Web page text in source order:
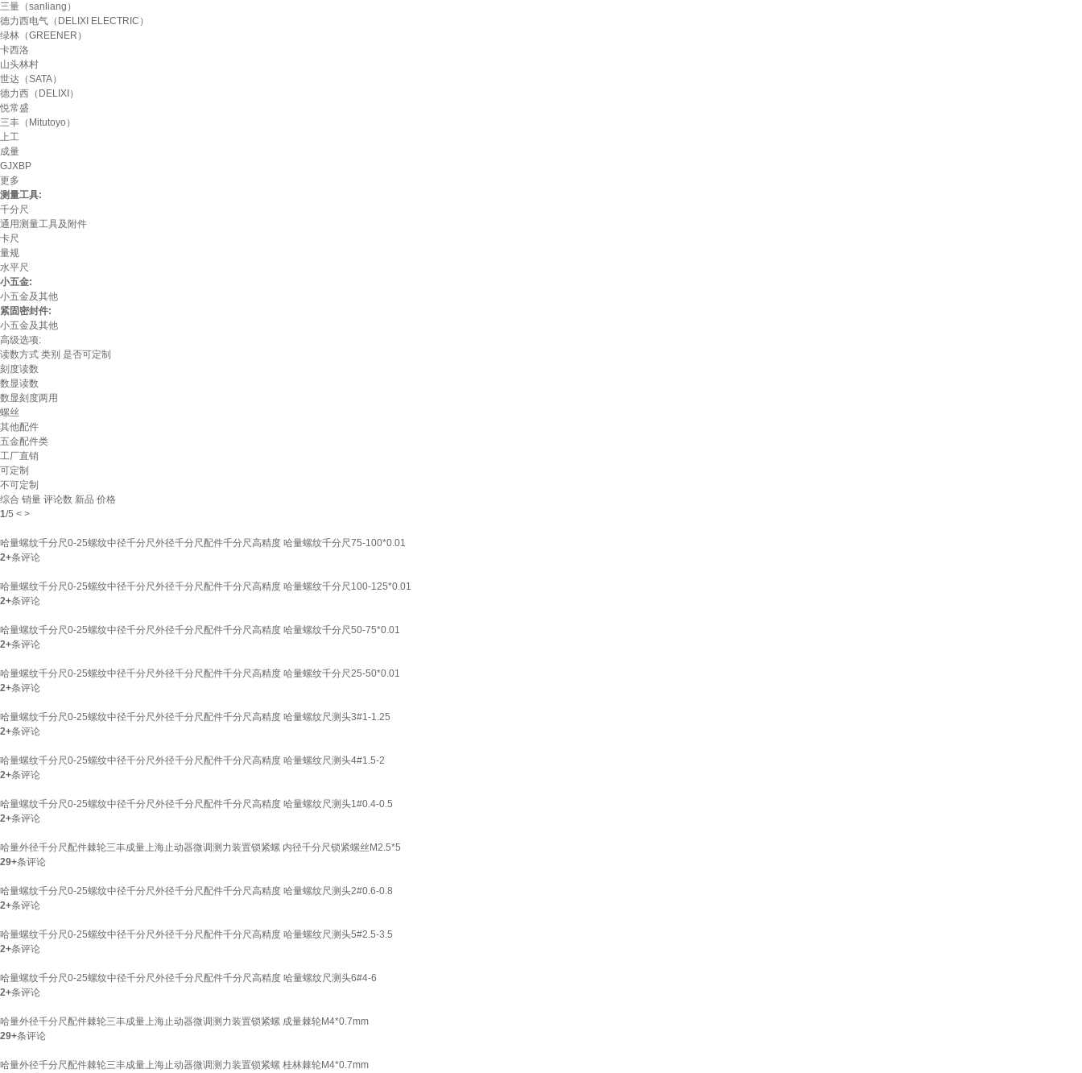
三量（sanliang）
德力西电气（DELIXI ELECTRIC）
绿林（GREENER）
卡西洛
山头林村
世达（SATA）
德力西（DELIXI）
悦常盛
三丰（Mitutoyo）
上工
成量
GJXBP
更多
测量工具:
千分尺
通用测量工具及附件
卡尺
量规
水平尺
小五金:
小五金及其他
紧固密封件:
小五金及其他
高级选项:
读数方式 类别 是否可定制
刻度读数
数显读数
数显刻度两用
螺丝
其他配件
五金配件类
工厂直销
可定制
不可定制
综合 销量 评论数 新品 价格
1/5 < >
哈量螺纹千分尺0-25螺纹中径千分尺外径千分尺配件千分尺高精度 哈量螺纹千分尺75-100*0.01
2+条评论
哈量螺纹千分尺0-25螺纹中径千分尺外径千分尺配件千分尺高精度 哈量螺纹千分尺100-125*0.01
2+条评论
哈量螺纹千分尺0-25螺纹中径千分尺外径千分尺配件千分尺高精度 哈量螺纹千分尺50-75*0.01
2+条评论
哈量螺纹千分尺0-25螺纹中径千分尺外径千分尺配件千分尺高精度 哈量螺纹千分尺25-50*0.01
2+条评论
哈量螺纹千分尺0-25螺纹中径千分尺外径千分尺配件千分尺高精度 哈量螺纹尺测头3#1-1.25
2+条评论
哈量螺纹千分尺0-25螺纹中径千分尺外径千分尺配件千分尺高精度 哈量螺纹尺测头4#1.5-2
2+条评论
哈量螺纹千分尺0-25螺纹中径千分尺外径千分尺配件千分尺高精度 哈量螺纹尺测头1#0.4-0.5
2+条评论
哈量外径千分尺配件棘轮三丰成量上海止动器微调测力装置锁紧螺 内径千分尺锁紧螺丝M2.5*5
29+条评论
哈量螺纹千分尺0-25螺纹中径千分尺外径千分尺配件千分尺高精度 哈量螺纹尺测头2#0.6-0.8
2+条评论
哈量螺纹千分尺0-25螺纹中径千分尺外径千分尺配件千分尺高精度 哈量螺纹尺测头5#2.5-3.5
2+条评论
哈量螺纹千分尺0-25螺纹中径千分尺外径千分尺配件千分尺高精度 哈量螺纹尺测头6#4-6
2+条评论
哈量外径千分尺配件棘轮三丰成量上海止动器微调测力装置锁紧螺 成量棘轮M4*0.7mm
29+条评论
哈量外径千分尺配件棘轮三丰成量上海止动器微调测力装置锁紧螺 桂林棘轮M4*0.7mm